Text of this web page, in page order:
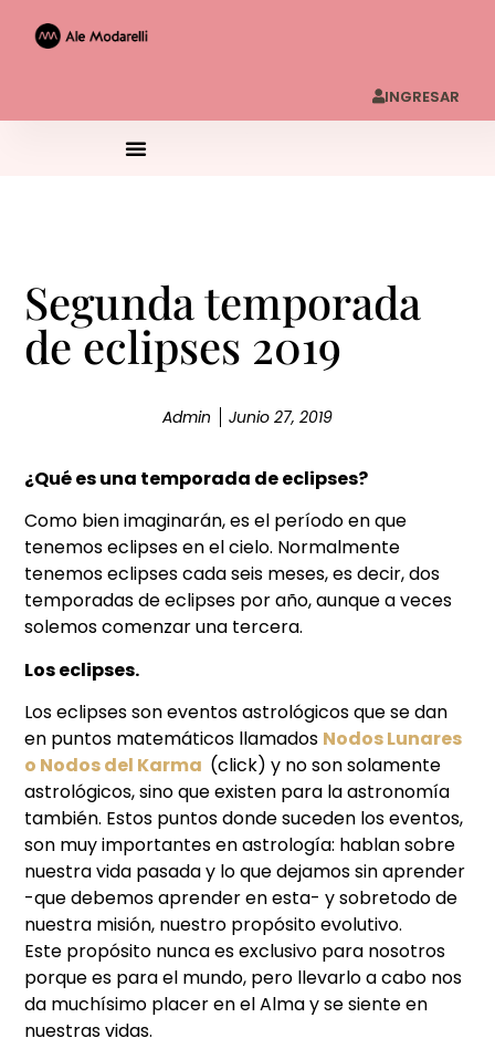
INGRESAR
Segunda temporada
de eclipses 2019
Admin Junio 27, 2019
¿Qué es una temporada de eclipses?
Como bien imaginarán, es el período en que
tenemos eclipses en el cielo. Normalmente
tenemos eclipses cada seis meses, es decir, dos
temporadas de eclipses por año, aunque a veces
solemos comenzar una tercera.
Los eclipses.
Los eclipses son eventos astrológicos que se dan
en puntos matemáticos llamados Nodos Lunares
o Nodos del Karma (click) y no son solamente
astrológicos, sino que existen para la astronomía
también. Estos puntos donde suceden los eventos,
son muy importantes en astrología: hablan sobre
nuestra vida pasada y lo que dejamos sin aprender
-que debemos aprender en esta- y sobretodo de
nuestra misión, nuestro propósito evolutivo.
Este propósito nunca es exclusivo para nosotros
porque es para el mundo, pero llevarlo a cabo nos
da muchísimo placer en el Alma y se siente en
nuestras vidas.